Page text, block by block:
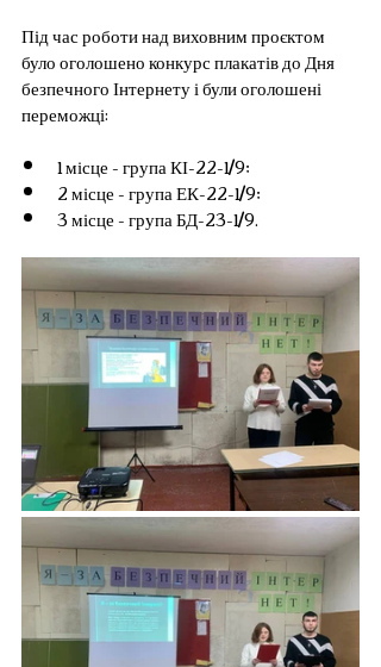
Під час роботи над виховним проєктом
було оголошено конкурс плакатів до Дня
безпечного Інтернету і були оголошені
переможці:
1 місце - група КІ-22-1/9;
2 місце - група ЕК-22-1/9;
3 місце - група БД-23-1/9.